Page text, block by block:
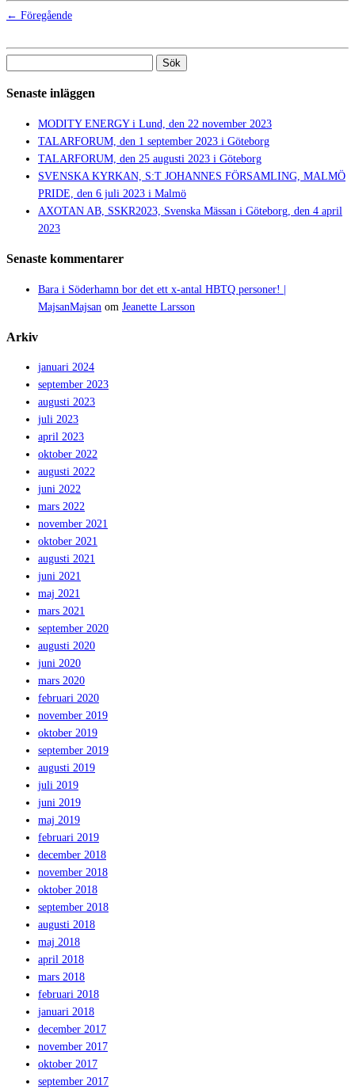
← Föregående
Senaste inläggen
MODITY ENERGY i Lund, den 22 november 2023
TALARFORUM, den 1 september 2023 i Göteborg
TALARFORUM, den 25 augusti 2023 i Göteborg
SVENSKA KYRKAN, S:T JOHANNES FÖRSAMLING, MALMÖ
PRIDE, den 6 juli 2023 i Malmö
AXOTAN AB, SSKR2023, Svenska Mässan i Göteborg, den 4 april
2023
Senaste kommentarer
Bara i Söderhamn bor det ett x-antal HBTQ personer! |
MajsanMajsan om Jeanette Larsson
Arkiv
januari 2024
september 2023
augusti 2023
juli 2023
april 2023
oktober 2022
augusti 2022
juni 2022
mars 2022
november 2021
oktober 2021
augusti 2021
juni 2021
maj 2021
mars 2021
september 2020
augusti 2020
juni 2020
mars 2020
februari 2020
november 2019
oktober 2019
september 2019
augusti 2019
juli 2019
juni 2019
maj 2019
februari 2019
december 2018
november 2018
oktober 2018
september 2018
augusti 2018
maj 2018
april 2018
mars 2018
februari 2018
januari 2018
december 2017
november 2017
oktober 2017
september 2017